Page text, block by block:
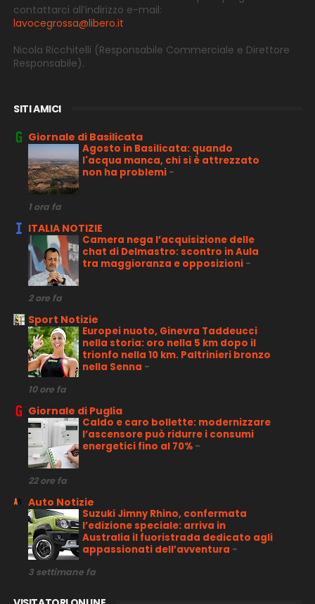
contattarci all’indirizzo e-mail:
lavocegrossa@libero.it
Nicola Ricchitelli (Responsabile Commerciale e Direttore
Responsabile).
SITI AMICI
Giornale di Basilicata
Agosto in Basilicata: quando
l'acqua manca, chi si è attrezzato
non ha problemi -
1 ora fa
ITALIA NOTIZIE
Camera nega l’acquisizione delle
chat di Delmastro: scontro in Aula
tra maggioranza e opposizioni -
2 ore fa
Sport Notizie
Europei nuoto, Ginevra Taddeucci
nella storia: oro nella 5 km dopo il
trionfo nella 10 km. Paltrinieri bronzo
nella Senna -
10 ore fa
Giornale di Puglia
Caldo e caro bollette: modernizzare
l’ascensore può ridurre i consumi
energetici fino al 70% -
22 ore fa
Auto Notizie
Suzuki Jimny Rhino, confermata
l’edizione speciale: arriva in
Australia il fuoristrada dedicato agli
appassionati dell’avventura -
3 settimane fa